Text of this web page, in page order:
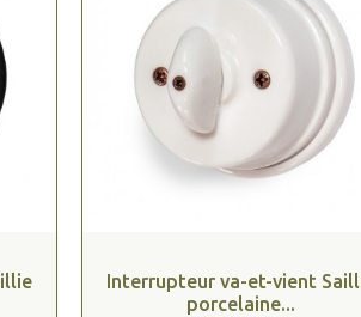
Interrupteur va-et-vient
porcelaine...